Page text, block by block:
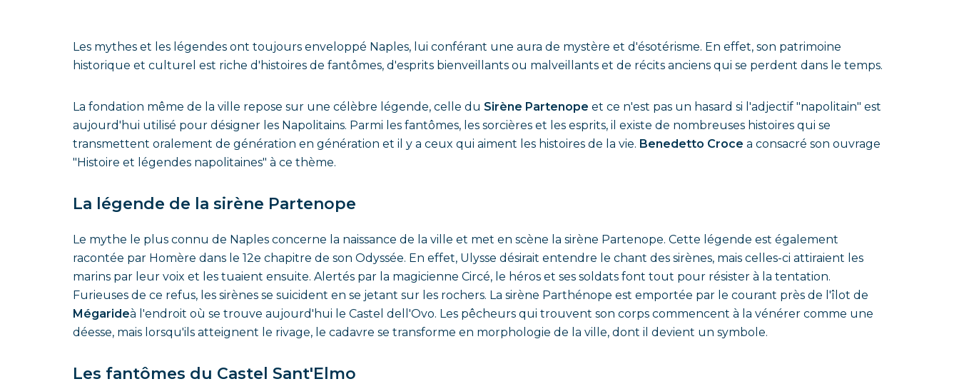
Les mythes et les légendes ont toujours enveloppé Naples, lui conférant une aura de mystère et d'ésotérisme. En effet, son patrimoine
historique et culturel est riche d'histoires de fantômes, d'esprits bienveillants ou malveillants et de récits anciens qui se perdent dans le temps.
La fondation même de la ville repose sur une célèbre légende, celle du Sirène Partenope et ce n'est pas un hasard si l'adjectif "napolitain" est
aujourd'hui utilisé pour désigner les Napolitains. Parmi les fantômes, les sorcières et les esprits, il existe de nombreuses histoires qui se
transmettent oralement de génération en génération et il y a ceux qui aiment les histoires de la vie. Benedetto Croce a consacré son ouvrage
"Histoire et légendes napolitaines" à ce thème.
La légende de la sirène Partenope
Le mythe le plus connu de Naples concerne la naissance de la ville et met en scène la sirène Partenope. Cette légende est également
racontée par Homère dans le 12e chapitre de son Odyssée. En effet, Ulysse désirait entendre le chant des sirènes, mais celles-ci attiraient les
marins par leur voix et les tuaient ensuite. Alertés par la magicienne Circé, le héros et ses soldats font tout pour résister à la tentation.
Furieuses de ce refus, les sirènes se suicident en se jetant sur les rochers. La sirène Parthénope est emportée par le courant près de l'îlot de
Mégarideà l'endroit où se trouve aujourd'hui le Castel dell'Ovo. Les pêcheurs qui trouvent son corps commencent à la vénérer comme une
déesse, mais lorsqu'ils atteignent le rivage, le cadavre se transforme en morphologie de la ville, dont il devient un symbole.
Les fantômes du Castel Sant'Elmo